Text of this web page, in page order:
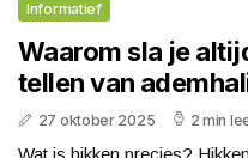
Informatief
Waarom sla je
tellen van
27 oktober 2025 2 min